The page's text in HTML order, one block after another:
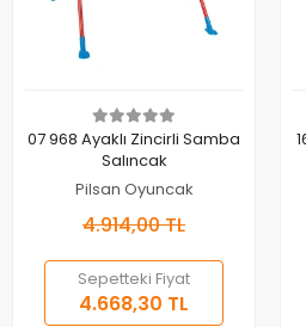
Sepete Ekle
07 968 Ayaklı Zincirli Samba
Salıncak
Pilsan Oyuncak
4.914,00 TL
Sepetteki Fiyat
4.668,30 TL